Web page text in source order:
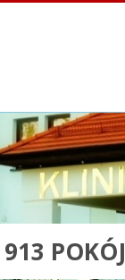
913 POKÓJ